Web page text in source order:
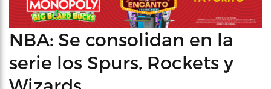
NBA: Se consolidan en la
serie los Spurs, Rockets y
Wizards